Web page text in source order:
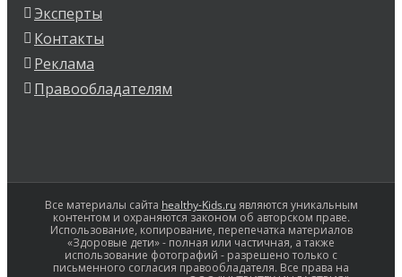
Эксперты
Контакты
Реклама
Правообладателям
Все материалы сайта healthy-Kids.ruявляются уникальным
контентом и охраняются законом об авторском праве.
Использование, копирование, перепечатка материалов
«Здоровые дети» - полная или частичная, а также
использование фотографий - разрешено только с
письменного согласия правообладателя. Все права на